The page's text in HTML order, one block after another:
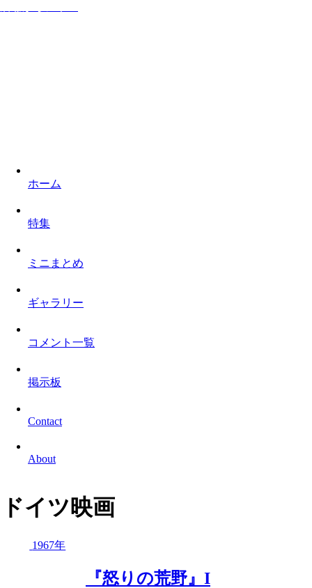
ホーム
特集
ミニまとめ
ギャラリー
コメント一覧
掲示板
Contact
About
ドイツ映画
1967年
『怒りの荒野』I